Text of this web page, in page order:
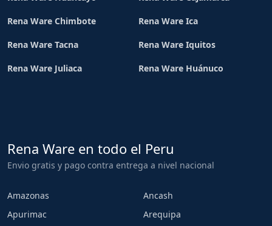
Rena Ware Chimbote Rena Ware Ica
Rena Ware Tacna Rena Ware Iquitos
Rena Ware Juliaca Rena Ware Huánuco
Rena Ware en todo el Peru
Envio gratis y pago contra entrega a nivel nacional
Amazonas
Ancash
Apurimac
Arequipa